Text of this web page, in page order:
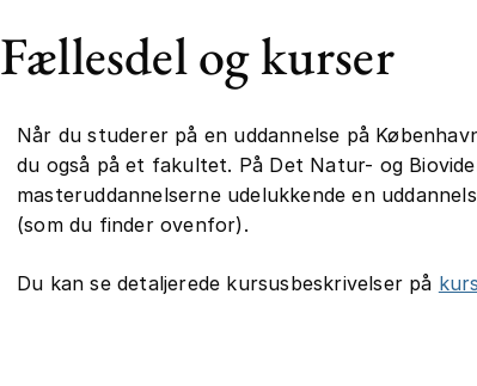
Fællesdel og kurser
Når du studerer på en uddannelse på
du også på et fakultet. På Det Natur- og
masteruddannelserne udelukkende en
(som du finder ovenfor).
Du kan se detaljerede kursusbeskrivelser på